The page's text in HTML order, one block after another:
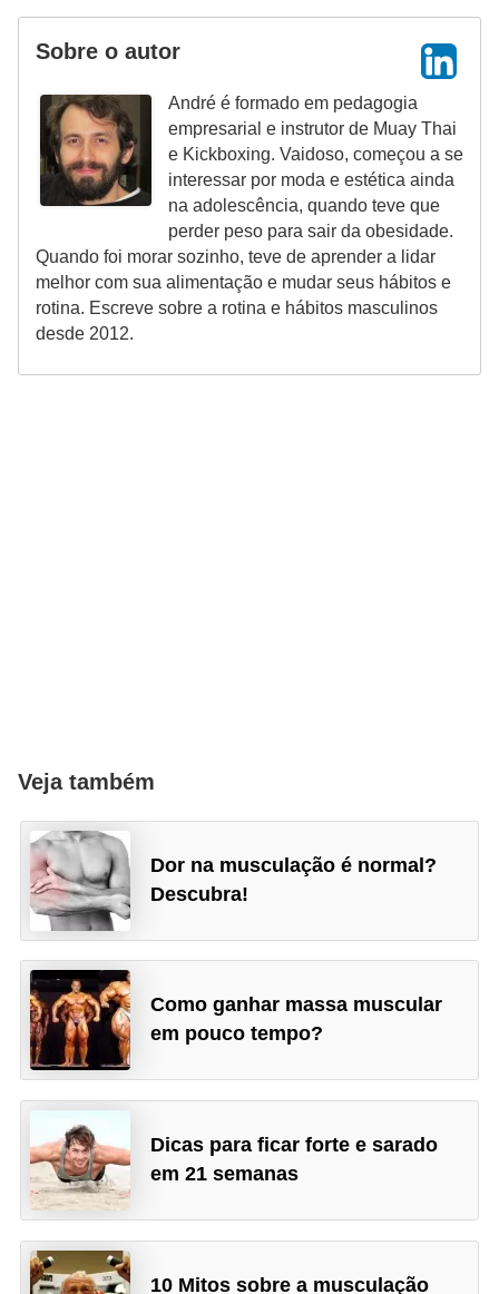
Sobre o autor
André é formado em pedagogia
empresarial e instrutor de Muay Thai
e Kickboxing. Vaidoso, começou a se
interessar por moda e estética ainda
na adolescência, quando teve que
perder peso para sair da obesidade.
Quando foi morar sozinho, teve de aprender a lidar
melhor com sua alimentação e mudar seus hábitos e
rotina. Escreve sobre a rotina e hábitos masculinos
desde 2012.
Veja também
Dor na musculação é normal?
Descubra!
Como ganhar massa muscular
em pouco tempo?
Dicas para ficar forte e sarado
em 21 semanas
10 Mitos sobre a musculação